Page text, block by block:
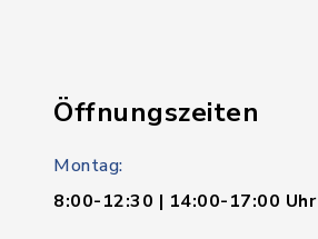
Öffnungszeiten
Montag:
8:00-12:30 | 14:00-17:00 Uhr